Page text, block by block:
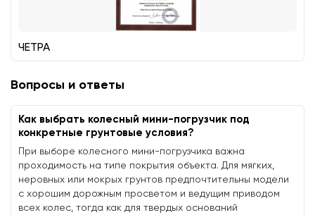
ЧЕТРА
Вопросы и ответы
Как выбрать колесный мини-погрузчик под
конкретные грунтовые условия?
При выборе колесного мини-погрузчика важна
проходимость на типе покрытия объекта. Для мягких,
неровных или мокрых грунтов предпочтительны модели
с хорошим дорожным просветом и ведущим приводом
всех колес, тогда как для твердых оснований